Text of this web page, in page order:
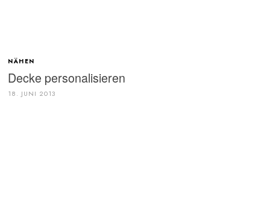
NÄHEN
Decke personalisieren
18. JUNI 2013